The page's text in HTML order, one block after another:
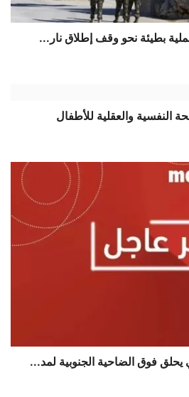
بطيئة نحو وقف إطلاق نار...
النفسية والعقلية للأطفال
يحلق فوق الضاحية الجنوبية لمد...